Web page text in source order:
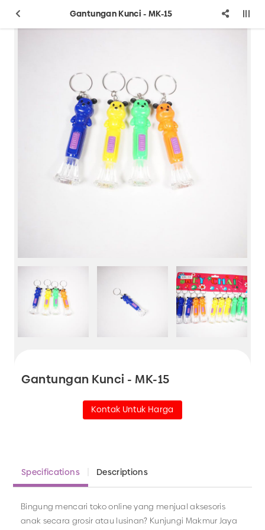
Gantungan Kunci - MK-15
Gantungan Kunci - MK-15
Kontak Untuk Harga
Specifications Descriptions
Bingung mencari toko online yang menjual aksesoris
anak secara grosir atau lusinan? Kunjungi Makmur Jaya